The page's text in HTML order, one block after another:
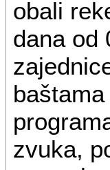
obali
dana od
zvuka,